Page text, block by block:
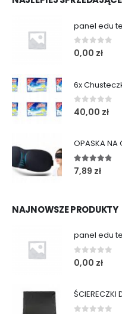
panel edu
0 out of 5
0,00 zł
6x
0 out of 5
40,00 zł
OPASKA NA
4.75 out
7,89 zł
NAJNOWSZE PRODUKTY
panel edu
0 out of 5
0,00 zł